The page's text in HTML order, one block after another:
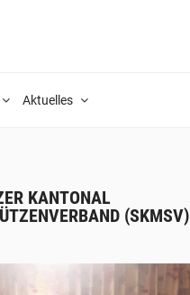
Aktuelles
KANTONAL
(SKMSV)